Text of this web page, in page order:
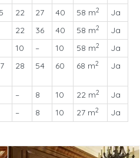
22 27 40 58 m2
Ja
22 36 40 58 m2
Ja
10 – 10 58 m2
Ja
28 54 60 68 m2 Ja
– 8 10 22 m2
Ja
– 8 10 27 m2 Ja